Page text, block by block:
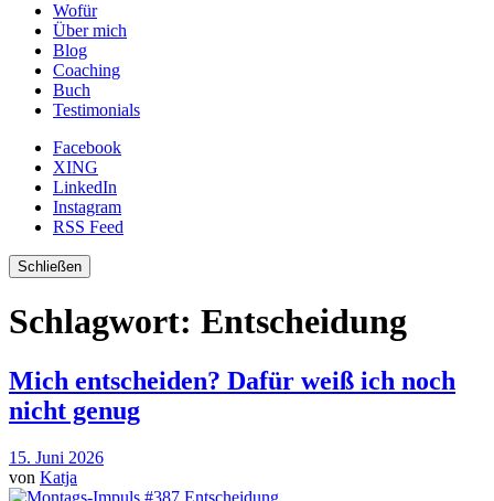
Wofür
Über mich
Blog
Coaching
Buch
Testimonials
Facebook
XING
LinkedIn
Instagram
RSS Feed
Schließen
Schlagwort: Entscheidung
Mich entscheiden? Dafür weiß ich noch
nicht genug
15. Juni 2026
von Katja